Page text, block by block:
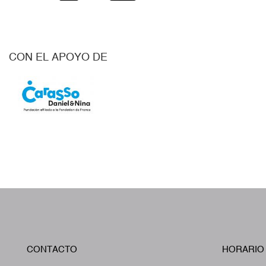
CON EL APOYO DE
CONTACTO HORARIO